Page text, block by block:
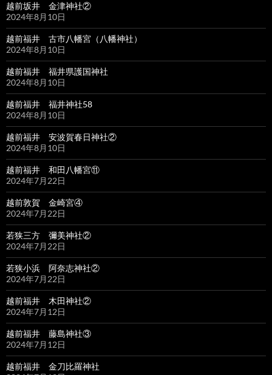
越前坂井 金津神社②
2024年8月10日
越前福井 古市八幡宮（八幡神社）
2024年8月10日
越前福井 福井県護国神社
2024年8月10日
越前福井 福井神社58
2024年8月10日
越前福井 安波賀春日神社②
2024年8月10日
越前福井 和田八幡宮⑪
2024年7月22日
越前敦賀 金崎宮④
2024年7月22日
若狭三方 彌美神社②
2024年7月22日
若狭小浜 阿奈志神社②
2024年7月22日
越前福井 木田神社②
2024年7月12日
越前福井 藤島神社③
2024年7月12日
越前福井 金刀比羅神社